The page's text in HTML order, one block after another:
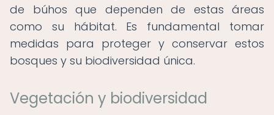
de búhos que dependen de estas áreas
como su hábitat. Es fundamental tomar
medidas para proteger y conservar estos
bosques y su biodiversidad única.
Vegetación y biodiversidad